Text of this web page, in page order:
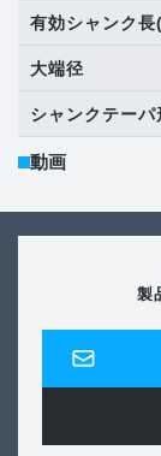
有効シャンク長
大端径
シャンクテーパ
動画
製